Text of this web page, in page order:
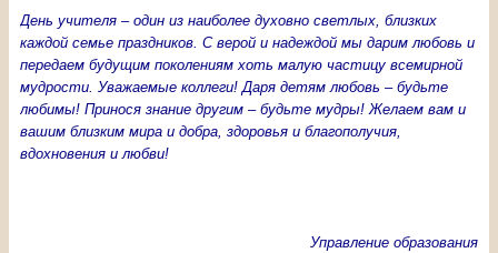
День учителя – один из наиболее духовно светлых, близких
каждой семье праздников. С верой и надеждой мы дарим любовь и
передаем будущим поколениям хоть малую частицу всемирной
мудрости. Уважаемые коллеги! Даря детям любовь – будьте
любимы! Принося знание другим – будьте мудры! Желаем вам и
вашим близким мира и добра, здоровья и благополучия,
вдохновения и любви!
Управление образования